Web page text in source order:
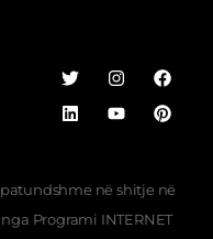
në shitje në
Programi INTERNET